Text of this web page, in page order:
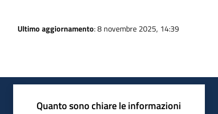
Ultimo aggiornamento: 8 novembre 2025, 14:39
Quanto sono chiare le informazioni